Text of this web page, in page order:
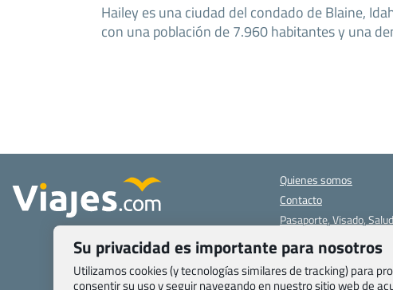
Hailey es una ciudad del condado de Blaine,
con una población de 7.960 habitantes y una
Quienes somos
Contacto
Pasaporte, Visado,
Blog de Viajes.com
Registro de agencias
Su privacidad es importante para nosotros
Utilizamos cookies (y tecnologías similares de tracking) para
consentir su uso y seguir navegando en nuestro sitio web de